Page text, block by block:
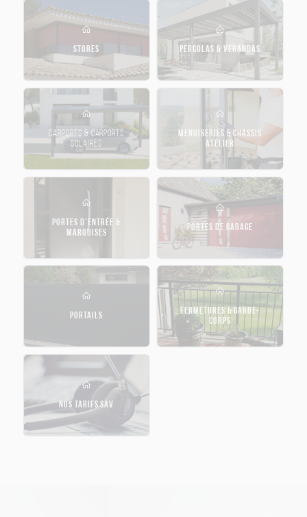
STORES PERGOLAS & VÉRANDAS
CARPORTS & CARPORTS
SOLAIRES
MENUISERIES & CHASSIS
ATELIER
PORTES D’ENTRÉE &
MARQUISES
PORTES DE GARAGE
PORTAILS
FERMETURES & GARDE-
CORPS
NOS TARIFS SAV